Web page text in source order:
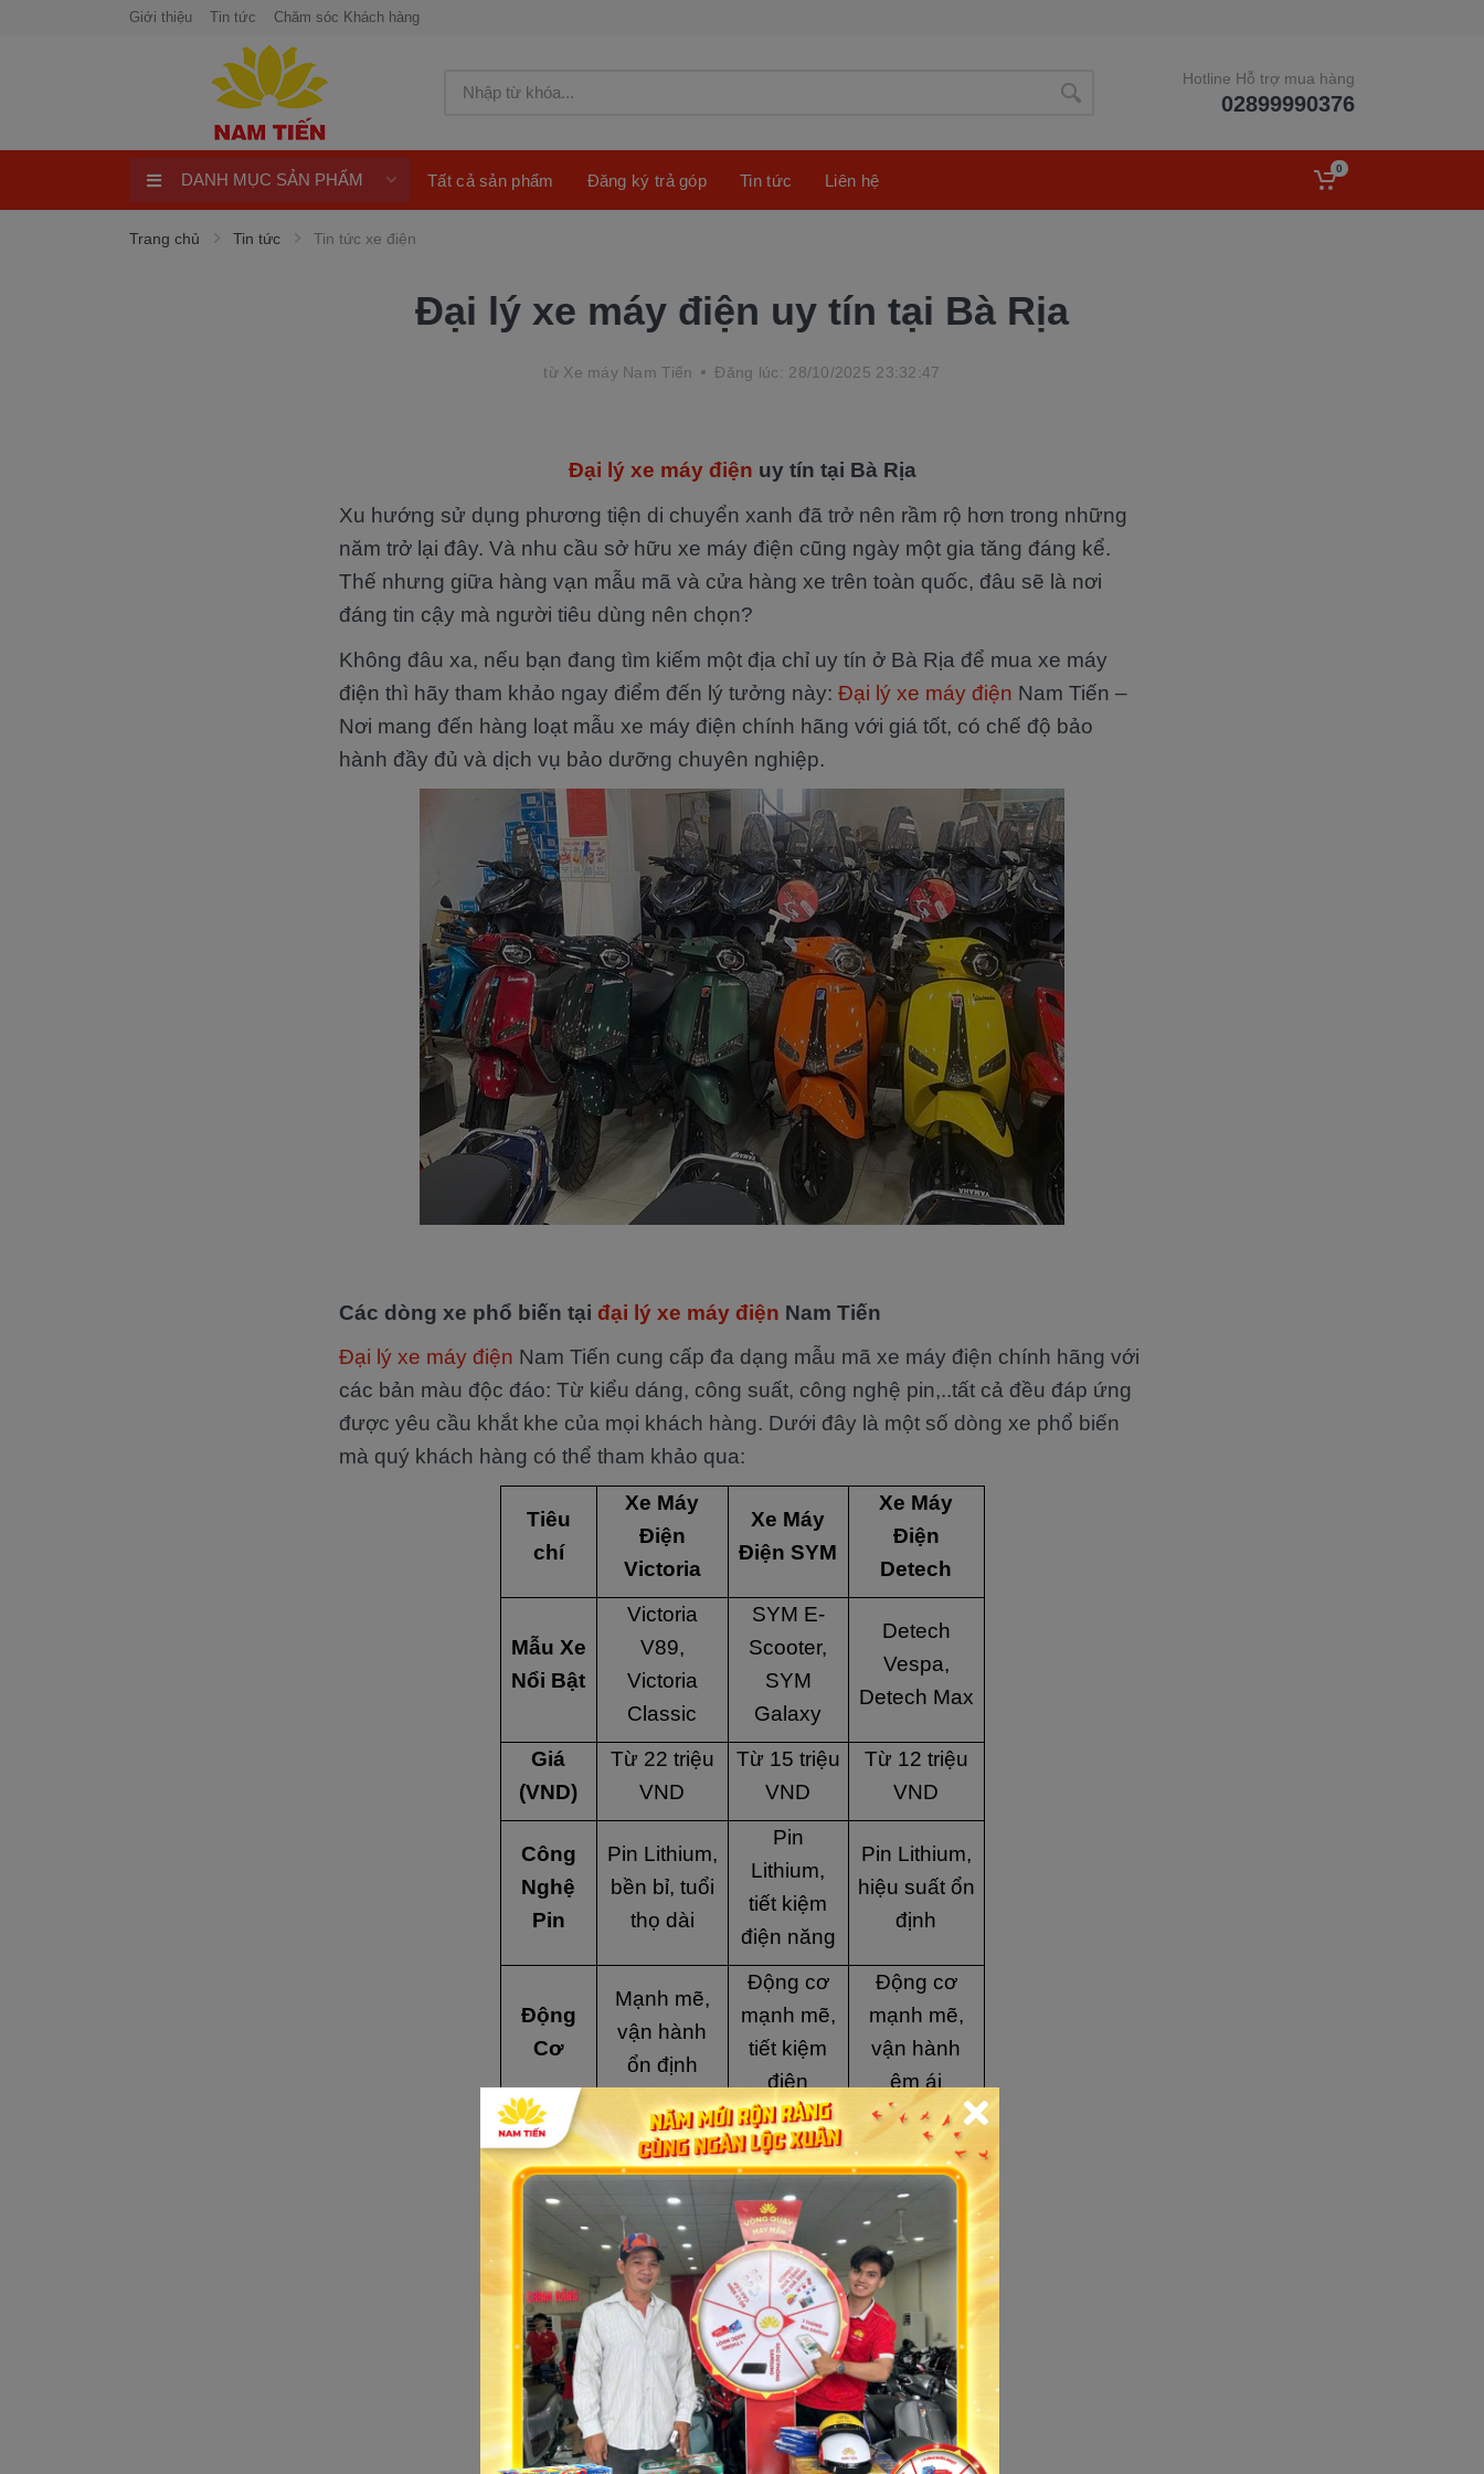
Giới thiệu Tin tức Chăm sóc Khách hàng
Hotline Hỗ trợ mua hàng
02899990376
Xe máy 50cc
DANH MỤC SẢN PHẨM Tất cả sản phẩm Đăng ký trả góp Tin tức Liên hệ
0
Trang chủ Tin tức Tin tức xe điện
Đại lý xe máy điện uy tín tại Bà Rịa
từ Xe máy Nam Tiến Đăng lúc: 28/10/2025 23:32:47
Đại lý xe máy điện uy tín tại Bà Rịa
Xu hướng sử dụng phương tiện di chuyển xanh đã trở nên rầm rộ hơn trong những
năm trở lại đây. Và nhu cầu sở hữu xe máy điện cũng ngày một gia tăng đáng kể.
Thế nhưng giữa hàng vạn mẫu mã và cửa hàng xe trên toàn quốc, đâu sẽ là nơi
đáng tin cậy mà người tiêu dùng nên chọn?
Không đâu xa, nếu bạn đang tìm kiếm một địa chỉ uy tín ở Bà Rịa để mua xe máy
điện thì hãy tham khảo ngay điểm đến lý tưởng này: Đại lý xe máy điện Nam Tiến –
Nơi mang đến hàng loạt mẫu xe máy điện chính hãng với giá tốt, có chế độ bảo
hành đầy đủ và dịch vụ bảo dưỡng chuyên nghiệp.
Các dòng xe phổ biến tại đại lý xe máy điện Nam Tiến
Đại lý xe máy điện Nam Tiến cung cấp đa dạng mẫu mã xe máy điện chính hãng với
các bản màu độc đáo: Từ kiểu dáng, công suất, công nghệ pin,..tất cả đều đáp ứng
được yêu cầu khắt khe của mọi khách hàng. Dưới đây là một số dòng xe phổ biến
mà quý khách hàng có thể tham khảo qua:
Tiêu
chí
Xe Máy
Điện
Victoria
Xe Máy
Điện SYM
Xe Máy
Điện
Detech
Mẫu Xe
Nổi Bật
Victoria
V89,
Victoria
Classic
SYM E-
Scooter,
SYM
Galaxy
Detech
Vespa,
Detech Max
Giá
(VND)
Từ 22 triệu
VND
Từ 15 triệu
VND
Từ 12 triệu
VND
Công
Nghệ
Pin
Pin Lithium,
bền bỉ, tuổi
thọ dài
Pin
Lithium,
tiết kiệm
điện năng
Pin Lithium,
hiệu suất ổn
định
Động
Cơ
Mạnh mẽ,
vận hành
ổn định
Động cơ
mạnh mẽ,
tiết kiệm
điện
Động cơ
mạnh mẽ,
vận hành
êm ái
Tốc Độ
Tối Đa
(km/h)
60 km/h 55 km/h 50 km/h
Vi Di
Chuyển
(km)
70 - 80 km
(1 lần sạc)
60 - 70 km
(1 lần sạc)
50 - 60 km
(1 lần sạc)
Khả
Năng
Sạc
Sạc đầy
trong 4 - 6
giờ
Sạc đầy
trong 3 - 5
giờ
Sạc đầy
trong 3 - 5
giờ